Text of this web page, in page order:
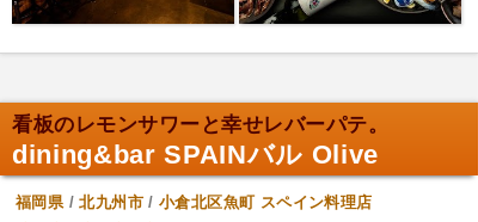
看板のレモンサワーと幸せレバーパテ。
dining&bar SPAINバル Olive
福岡県/北九州市/小倉北区魚町 スペイン料理店